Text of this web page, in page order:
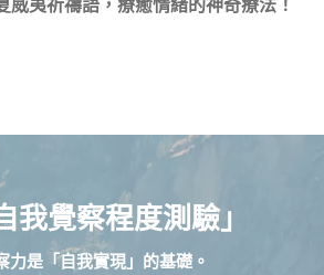
威夷祈禱語，療癒情緒的神奇療法！
我覺察程度測驗」
力是「自我實現」的基礎。